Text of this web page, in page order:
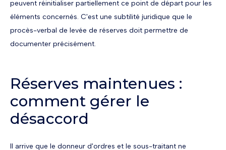
peuvent réinitialiser partiellement ce point de départ pour les
éléments concernés. C'est une subtilité juridique que le
procès-verbal de levée de réserves doit permettre de
documenter précisément.
Réserves maintenues :
comment gérer le
désaccord
Il arrive que le donneur d'ordres et le sous-traitant ne